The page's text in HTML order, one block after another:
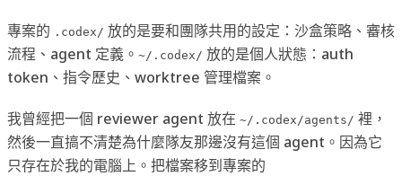
專案的 .codex/ 放的是要和團隊共用的設定：沙盒策略、審核
流程、agent 定義。 ~/.codex/ 放的是個人狀態：auth
token、指令歷史、worktree 管理檔案。
我曾經把一個 reviewer agent 放在 ~/.codex/agents/ 裡，
然後一直搞不清楚為什麼隊友那邊沒有這個 agent。因為它
只存在於我的電腦上。把檔案移到專案的